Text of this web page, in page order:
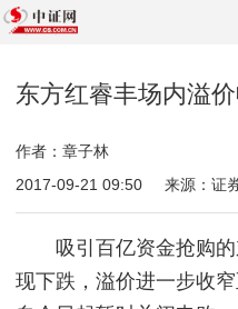
东方红睿丰场内溢
作者：章子林
2017-09-21 09:50
来源：证
吸引百亿资金抢购的
现下跌，溢价进一步收